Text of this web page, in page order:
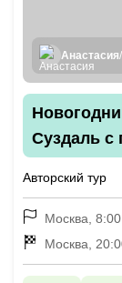
Анастасия
Суздаль с
Авторский тур
Москва, 8:00
Москва,